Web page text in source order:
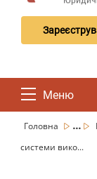
Меню
Головна ...
системи вико...